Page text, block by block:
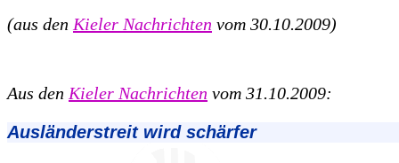
(aus den Kieler Nachrichten vom 30.10.2009)
Aus den Kieler Nachrichten vom 31.10.2009:
Ausländerstreit wird schärfer